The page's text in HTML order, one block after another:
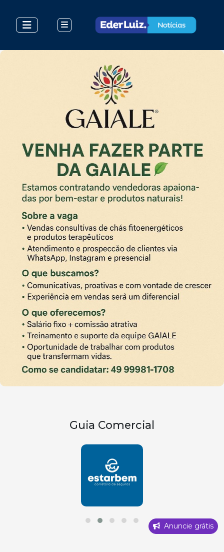
Guia Comercial
Anuncie grátis